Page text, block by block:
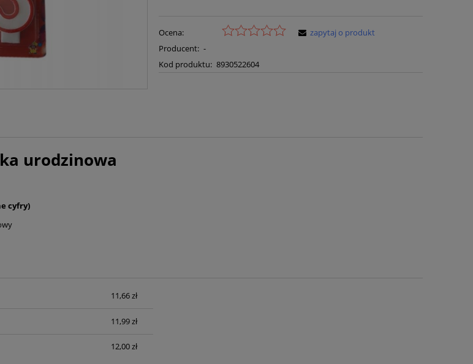
Ocena:
Producent: -
Kod produktu: 8930522604
zapytaj o produkt
urodzinowa
cyfry)
ewentualnych kosztów
11,66 zł
11,99 zł
12,00 zł